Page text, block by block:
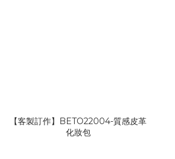
【客製訂作】BETO22004-質感皮革
化妝包